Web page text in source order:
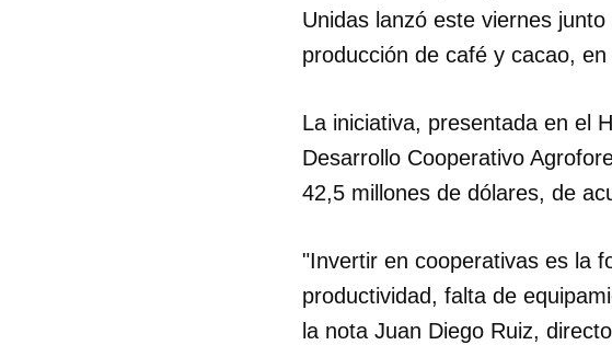
Unidas lanzó este viernes
producción de café y cacao,
La iniciativa, presentada en el
Desarrollo Cooperativo
42,5 millones de dólares, de
"Invertir en cooperativas es la
productividad, falta de
la nota Juan Diego Ruiz,